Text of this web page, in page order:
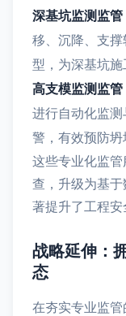
深基坑监测监管
移、沉降、支
型，为深基坑施
高支模监测监管
进行自动化监
警，有效预防坍
这些专业化监
查，升级为基
著提升了工程安
战略延伸：
态
在夯实专业监